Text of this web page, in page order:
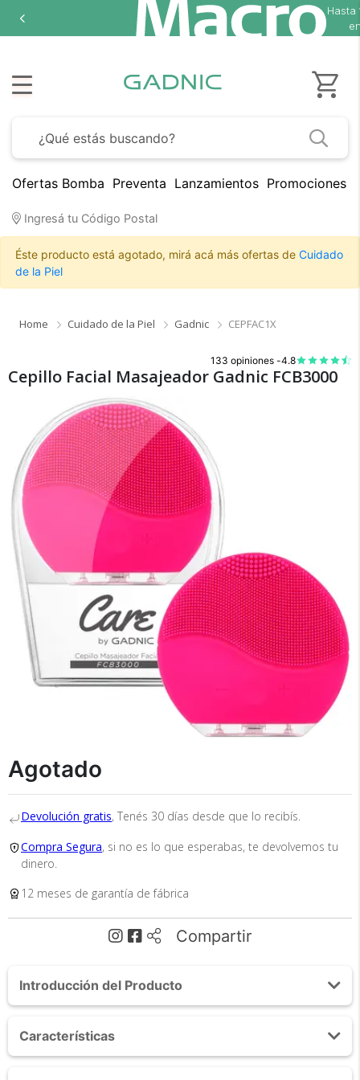
Hasta
Ofertas Bomba Preventa Lanzamientos Promociones
Ingresá tu Código Postal
Éste producto está agotado, mirá acá más ofertas de Cuidado
de la Piel
Home Cuidado de la Piel Gadnic CEPFAC1X
133 opiniones -4.8
Cepillo Facial Masajeador Gadnic FCB3000
Agotado
Devolución gratis, Tenés 30 días desde que lo recibís.
Compra Segura, si no es lo que esperabas, te devolvemos tu
dinero.
12 meses de garantía de fábrica
Compartir
Introducción del Producto
FCB3000
Características
Medios de Pago ×
te devolvemos tu dinero.
que esperabas o te devolvemos el 100% de tu